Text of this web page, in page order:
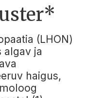
(LHON)
algav ja
haigus,